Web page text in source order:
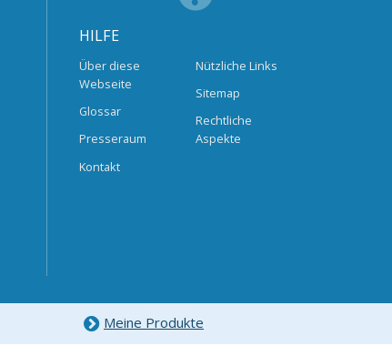
HILFE
Über diese
Webseite
Glossar
Presseraum
Kontakt
Nützliche Links
Sitemap
Rechtliche
Aspekte
Meine Produkte